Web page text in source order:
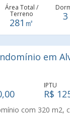
grande com
grande,
com
Área Total /
Terreno
281㎡
3
em
IPTU
R$
com 320 m2,